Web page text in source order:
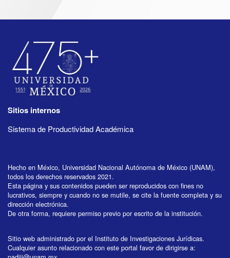
Sitios internos
Sistema de Productividad Académica
Hecho en México, Universidad Nacional Autónoma de México (UNAM),
todos los derechos reservados 2021.
Esta página y sus contenidos pueden ser reproducidos con fines no
lucrativos, siempre y cuando no se mutile, se cite la fuente completa y su
dirección electrónica.
De otra forma, requiere permiso previo por escrito de la institución.
Sitio web administrado por el Instituto de Investigaciones Jurídicas.
Cualquier asunto relacionado con este portal favor de dirigirse a: